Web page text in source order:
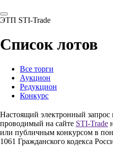
ЭТП STI-Trade
Список лотов
Все торги
Аукцион
Редукцион
Конкурс
Настоящий электронный
проводимый на сайте STI-Trade
или публичным конкурсом в
1061 Гражданского кодекса